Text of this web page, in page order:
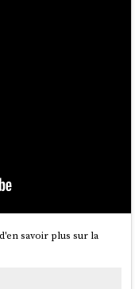
savoir plus sur la